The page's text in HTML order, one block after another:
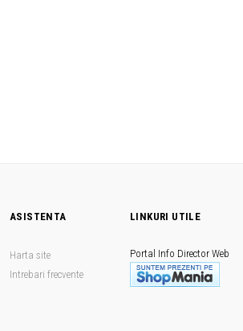
ASISTENTA
Harta site
Intrebari frecvente
LINKURI UTILE
Portal Info Director Web